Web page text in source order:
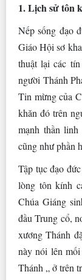
1. Lịch sử tôn
Nếp sống đạo
Giáo Hội sơ
thuật lại các
người Thánh
Tin mừng của
khăn đó trên
mạnh thần
cũng như phần
Tập tục đạo
lòng tôn kính
Chúa Giáng
đầu Trung cổ,
xương Thánh
này nói lên
Thánh „ ở trên